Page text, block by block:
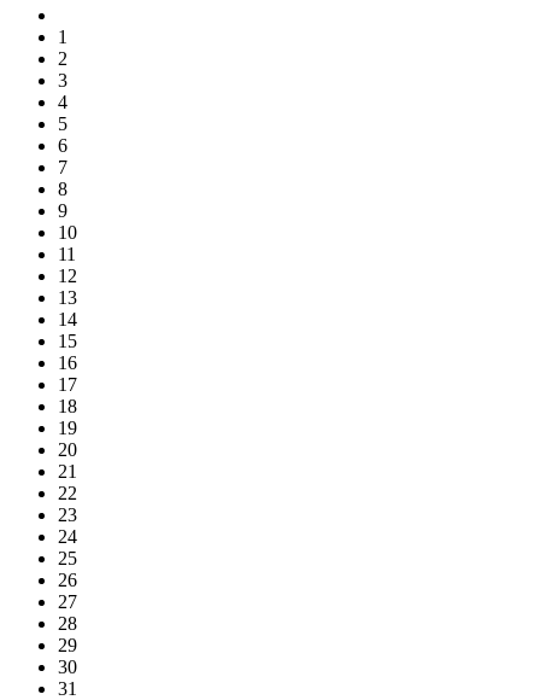
1
2
3
4
5
6
7
8
9
10
11
12
13
14
15
16
17
18
19
20
21
22
23
24
25
26
27
28
29
30
31